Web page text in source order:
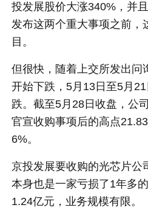
投发展股价大涨340%，并
发布这两个重大事项之前，
目。
但很快，随着上交所发出问
开始下跌，5月13日至5月
跌。截至5月28日收盘，公
官宣收购事项后的高点
6%。
京投发展要收购的光芯片
本身也是一家亏损了1年多
1.24亿元，业务规模有限。